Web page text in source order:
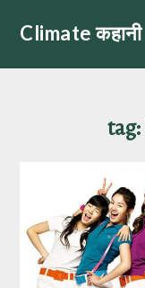
Climate कहानी
tag: